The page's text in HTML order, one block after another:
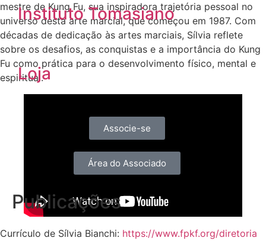
Instituto Tomasiano
Loja
Associe-se
Área do Associado
Publicações
mestre de Kung Fu, sua inspiradora trajetória pessoal no
universo desta arte marcial, que começou em 1987. Com
décadas de dedicação às artes marciais, Sílvia reflete
sobre os desafios, as conquistas e a importância do Kung
Fu como prática para o desenvolvimento físico, mental e
espiritual.
Currículo de Sílvia Bianchi: https://www.fpkf.org/diretoria